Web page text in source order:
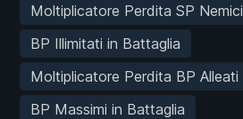
Moltiplicatore Perdita SP Nemici
BP Illimitati in Battaglia
Moltiplicatore Perdita BP Alleati
BP Massimi in Battaglia